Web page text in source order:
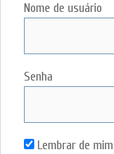
Nome de usuário
Senha
Lembrar de mim